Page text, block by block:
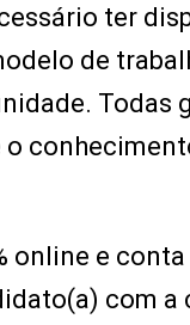
ter
de
online e
com a